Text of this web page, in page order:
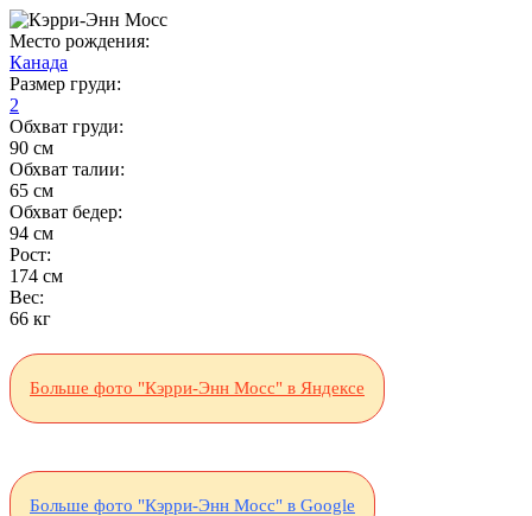
Место рождения:
Канада
Размер груди:
2
Обхват груди:
90 см
Обхват талии:
65 см
Обхват бедер:
94 см
Рост:
174 см
Вес:
66 кг
Больше фото "Кэрри-Энн Мосс" в Яндексе
Больше фото "Кэрри-Энн Мосс" в Google